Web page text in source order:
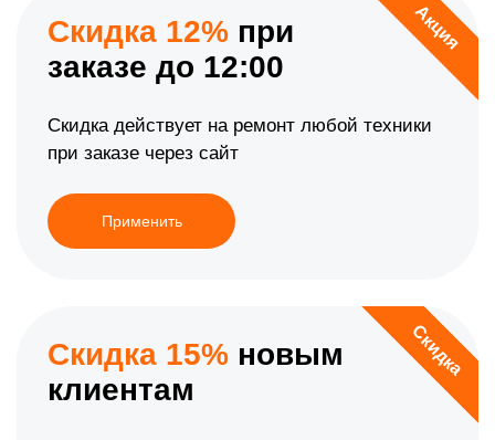
Акция
Скидка 12% при
заказе до 12:00
Скидка действует на ремонт любой техники
при заказе через сайт
Применить
Скидка
Скидка 15% новым
клиентам